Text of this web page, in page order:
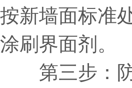
按新墙面标准
涂刷界面剂。
第三步：防